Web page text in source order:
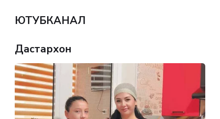
ЮТУБКАНАЛ
Дастархон